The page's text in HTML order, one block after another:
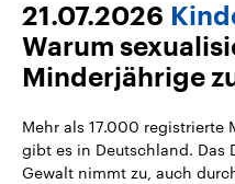
21.07.2026
Warum
Minderjährige
Mehr als 17.000 registrierte
gibt es in Deutschland. Das
Gewalt nimmt zu, auch